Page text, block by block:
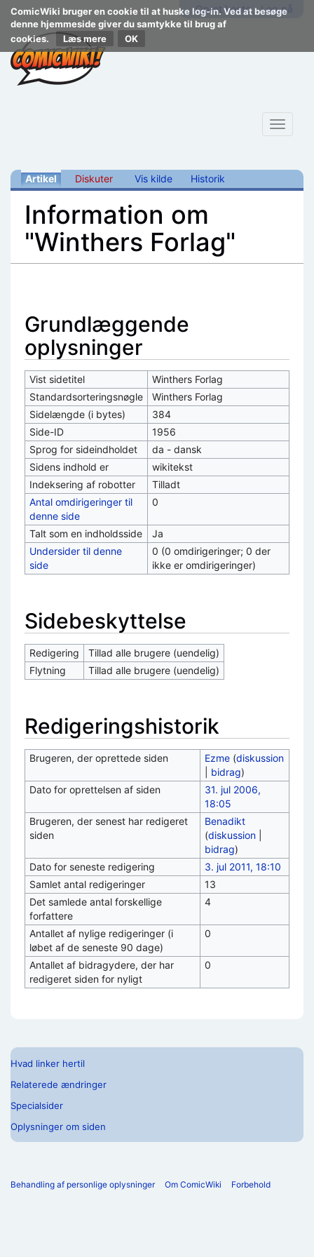
ComicWiki bruger en cookie til at huske log-in. Ved at besøge
denne hjemmeside giver du samtykke til brug af
cookies.
Læs mere
Opret konto Log på
Toggle
Artikel Diskuter Vis kilde Historik
Information om
"Winthers Forlag"
Grundlæggende
oplysninger
Vist sidetitel
Winthers Forlag
Standardsorteringsnøgle
Winthers Forlag
Sidelængde (i bytes)
384
Side-ID
1956
Sprog for sideindholdet
da - dansk
Sidens indhold er
wikitekst
Indeksering af robotter
Tilladt
Antal omdirigeringer til
denne side
0
Talt som en indholdsside
Ja
Undersider til denne
side
0 (0 omdirigeringer; 0 der
ikke er omdirigeringer)
Sidebeskyttelse
Redigering
Tillad alle brugere (uendelig)
Flytning
Tillad alle brugere (uendelig)
Redigeringshistorik
Brugeren, der oprettede siden Ezme (diskussion
bidrag)
Dato for oprettelsen af siden
31. jul 2006,
18:05
Brugeren, der senest har redigeret
siden
Benadikt
(diskussion|
bidrag)
Dato for seneste redigering
3. jul 2011, 18:10
Samlet antal redigeringer
13
Det samlede antal forskellige
forfattere
4
Antallet af nylige redigeringer (i
løbet af de seneste 90 dage)
0
Antallet af bidragydere, der har
redigeret siden for nyligt
0
Hvad linker hertil
Relaterede ændringer
Specialsider
Oplysninger om siden
Behandling af personlige oplysninger Om ComicWiki Forbehold